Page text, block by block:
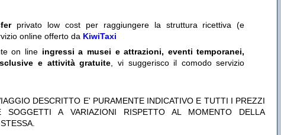
privato low cost per raggiungere la struttura ricettiva (e
online offerto da KiwiTaxi
on line ingressi a musei e attrazioni, eventi temporanei,
e attività gratuite , vi suggerisco il comodo servizio
DESCRITTO E' PURAMENTE INDICATIVO E TUTTI I PREZZI
SOGGETTI A VARIAZIONI RISPETTO AL MOMENTO DELLA